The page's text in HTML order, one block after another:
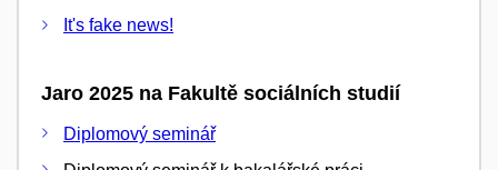
It's fake news!
Jaro 2025 na Fakultě sociálních studií
Diplomový seminář